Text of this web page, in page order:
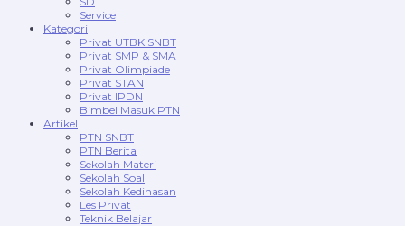
Service
Kategori
Privat UTBK SNBT
Privat SMP & SMA
Privat Olimpiade
Privat STAN
Privat IPDN
Bimbel Masuk PTN
Artikel
PTN SNBT
PTN Berita
Sekolah Materi
Sekolah Soal
Sekolah Kedinasan
Les Privat
Teknik Belajar